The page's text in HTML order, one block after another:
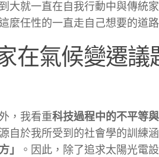
大就一直在自我行動中與傳統
麼任性的一直走自己想要的道
在氣候變遷
，我看重科技過程中的不平等
自於我所受到的社會學的訓練
」
。因此，除了追求太陽光電